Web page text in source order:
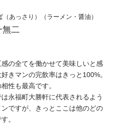
あっさり）（ラーメン・醤油）
無二
の全てを働かせて美味しいと感
きマンの完飲率はきっと100%。
性も最高です。
永福町大勝軒に代表されるよう
ですが、きっとここは他のどの
。